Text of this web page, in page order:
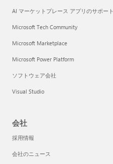
AI マーケットプレース アプリのサポート
Microsoft Tech Community
Microsoft Marketplace
Microsoft Power Platform
ソフトウェア会社
Visual Studio
会社
採用情報
会社のニュース